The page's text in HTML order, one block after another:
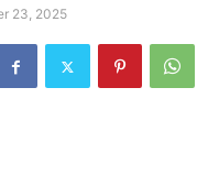
23, 2025